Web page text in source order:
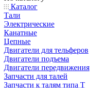
Каталог
Тали
Электрические
Канатные
Цепные
Двигатели для тельферов
Двигатели подъема
Двигатели передвижения
Запчасти для талей
Запчасти к талям типа Т